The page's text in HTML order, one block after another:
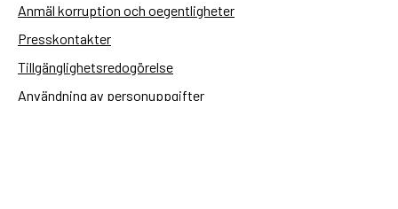
Anmäl korruption och oegentligheter
Presskontakter
Tillgänglighetsredogörelse
Användning av personuppgifter